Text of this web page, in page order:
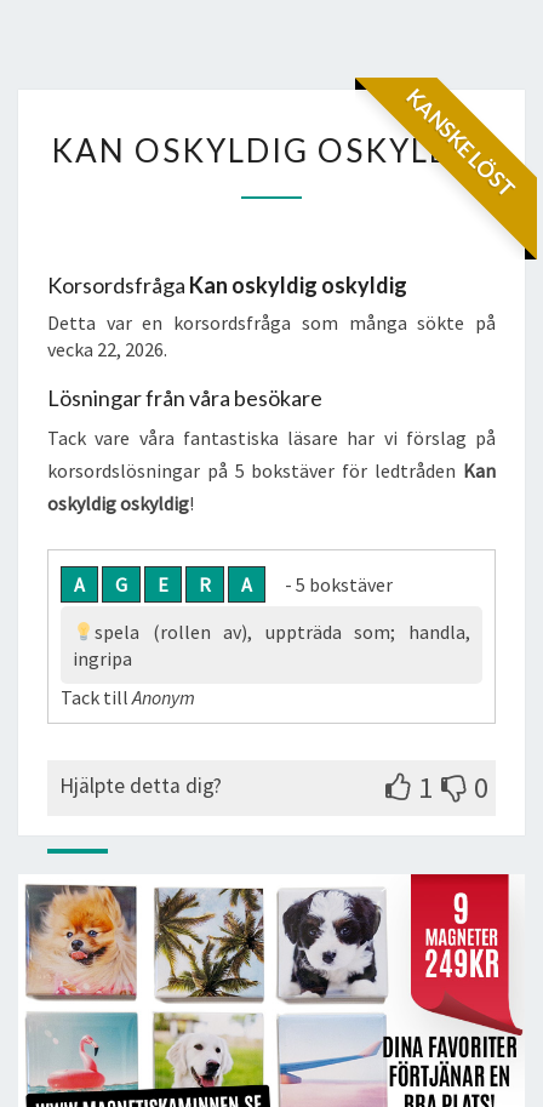
KANSKE LÖST
OSKYLDIG
KAN OSKYLDIG OSKYLDIG
Korsordsfråga Kan oskyldig oskyldig
Detta var en korsordsfråga som många sökte på
vecka 22, 2026.
Lösningar från våra besökare
Tack vare våra fantastiska läsare har vi förslag på
korsordslösningar på 5 bokstäver för ledtråden Kan
oskyldig oskyldig!
A G E R A
- 5 bokstäver
spela (rollen av), uppträda som; handla,
ingripa
Tack tillAnonym
Hjälpte detta dig? 1 0